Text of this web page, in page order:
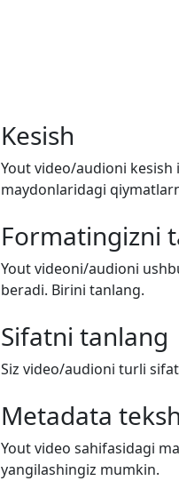
Kesish
Yout video/audioni
maydonlaridagi
Formatingizni
Yout videoni/audioni
beradi. Birini tanlang.
Sifatni tanlang
Siz video/audioni turli
Metadata
Yout video sahifasidagi
yangilashingiz mumkin.